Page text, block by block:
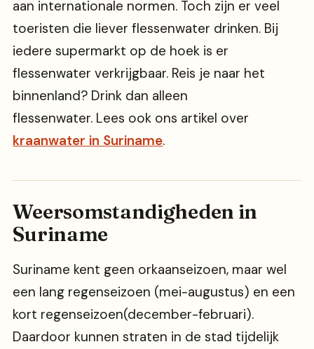
aan internationale normen. Toch zijn er veel
toeristen die liever flessenwater drinken. Bij
iedere supermarkt op de hoek is er
flessenwater verkrijgbaar. Reis je naar het
binnenland? Drink dan alleen
flessenwater. Lees ook ons artikel over
kraanwater in Suriname.
Weersomstandigheden in
Suriname
Suriname kent geen orkaanseizoen, maar wel
een lang regenseizoen (mei-augustus) en een
kort regenseizoen(december-februari).
Daardoor kunnen straten in de stad tijdelijk